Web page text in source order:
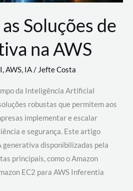
Soluções de
na AWS
,AWS, IA/Jefte Costa
da Inteligência Artificial
robustas que permitem aos
implementar e escalar
e segurança. Este artigo
generativa disponibilizadas pela
principais, como o Amazon
EC2 para AWS Inferentia